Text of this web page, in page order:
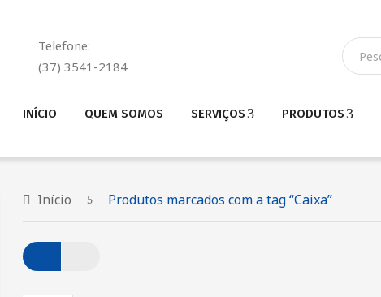
Telefone:
(37) 3541-2184
INÍCIO QUEM SOMOS SERVIÇOS PRODUTOS
Início Produtos marcados com a tag “Caixa”